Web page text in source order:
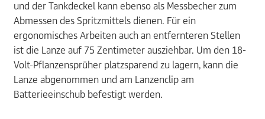
und der Tankdeckel kann ebenso als Messbecher zum
Abmessen des Spritzmittels dienen. Für ein
ergonomisches Arbeiten auch an entfernteren Stellen
ist die Lanze auf 75 Zentimeter ausziehbar. Um den 18-
Volt-Pflanzensprüher platzsparend zu lagern, kann die
Lanze abgenommen und am Lanzenclip am
Batterieeinschub befestigt werden.